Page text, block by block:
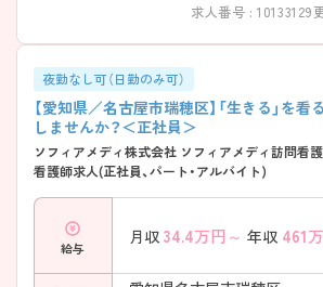
求人番号 : 10133129
夜勤なし可（日勤のみ可）
【愛知県／名古屋市瑞穂区】「生きる」を
しませんか？＜正社員＞
ソフィアメディ株式会社 ソフィアメディ訪問看
看護師求人(正社員、パート・アルバイト)
給与
月収 34.4万円～ 年収 461